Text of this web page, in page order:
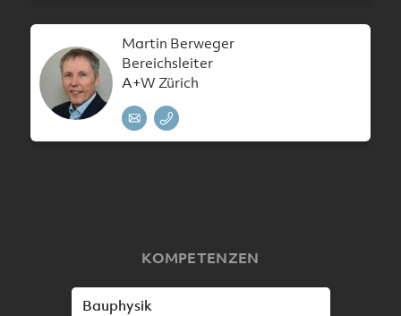
Martin Berweger
Bereichsleiter
A+W Zürich
KOMPETENZEN
Bauphysik